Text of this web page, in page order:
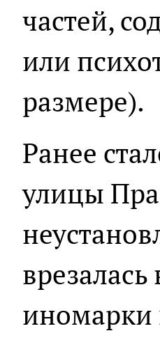
частей,
или
размере).
Ранее
улицы
иномарки